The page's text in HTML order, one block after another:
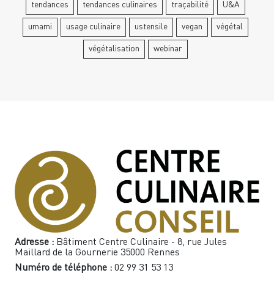
tendances tendances culinaires traçabilité U&A
umami usage culinaire ustensile vegan végétal
végétalisation webinar
Adresse : Bâtiment Centre Culinaire - 8, rue Jules
Maillard de la Gournerie 35000 Rennes
Numéro de téléphone : 02 99 31 53 13